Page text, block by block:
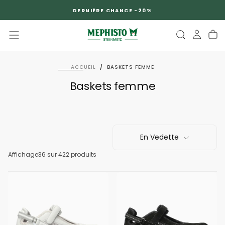
DERNIÈRE CHANCE -20%
ACCUEIL / BASKETS FEMME
Baskets femme
En Vedette
Affichage36 sur 422 produits